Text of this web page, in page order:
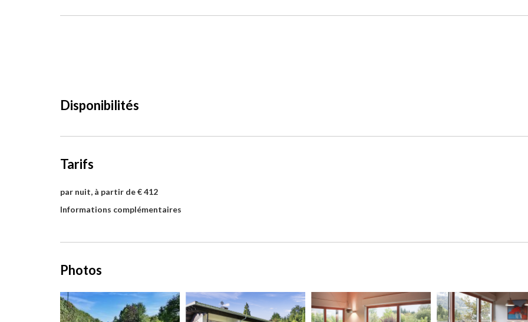
Disponibilités
Tarifs
par nuit, à partir de € 412
Informations complémentaires
Photos